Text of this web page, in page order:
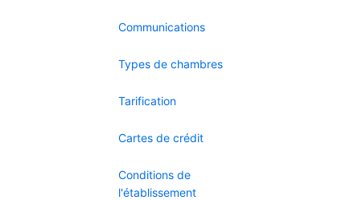
Communications
Types de chambres
Tarification
Cartes de crédit
Conditions de
l'établissement